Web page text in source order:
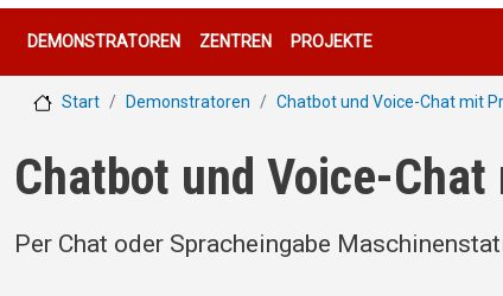
Hauptnavigation
DEMONSTRATOREN ZENTREN PROJEKTE
Start Demonstratoren Chatbot und Voice-Chat mit
Chatbot und Voice-
Per Chat oder Spracheingabe